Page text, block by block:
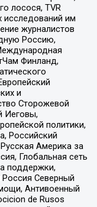
лосося, TVR
им
журналистов
Россию,
Финланд,
и
Сторожевой
Иеговы,
политики,
Российский
Америка за
Глобальная сеть
поддержки,
Северный
Антивоенный
de Rusos